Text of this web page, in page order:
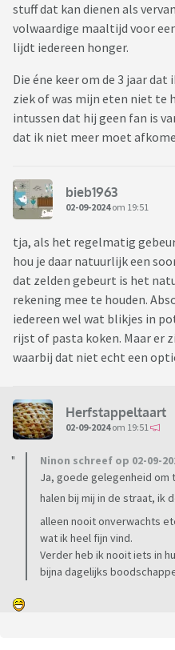
stuff dat kan dienen als
volwaardige maaltijd voor
lijdt iedereen honger.
Die éne keer om de 3 jaar
ziek of was mijn eten niet te
intussen dat hij geen fan is
dat ik niet meer moet
bieb1963
02-09-2024om 19:51
tja, als het regelmatig
hou je daar natuurlijk een
dat zelden gebeurt is het
rekening mee te houden.
iedereen wel wat blikjes in
rijst of pasta koken. Maar er
waarbij dat niet echt een
Herfstappeltaart
02-09-2024om 19:51
Ninon schreef op 02-09-
Ja, goede gelegenheid
halen bij mij in de straat, ik
alleen nooit onverwachts
wat ik heel fijn vind.
Verder heb ik nooit iets in
bijna dagelijks